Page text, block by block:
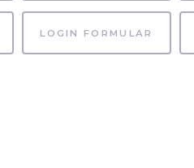
LOGIN FORMULAR